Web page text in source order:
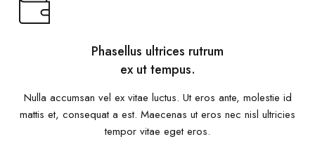
Phasellus ultrices rutrum
ex ut tempus.
Nulla accumsan vel ex vitae luctus. Ut eros ante, molestie id
mattis et, consequat a est. Maecenas ut eros nec nisl ultricies
tempor vitae eget eros.